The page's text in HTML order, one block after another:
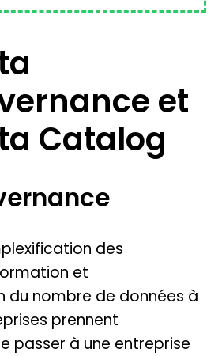
et
Catalog
des
et
du nombre de données à
prennent
passer à une entreprise